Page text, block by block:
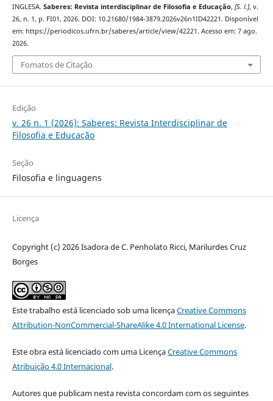
INGLESA. Saberes: Revista interdisciplinar de Filosofia e Educação, [S. l.], v.
26, n. 1, p. FI01, 2026. DOI: 10.21680/1984-3879.2026v26n1ID42221. Disponível
em: https://periodicos.ufrn.br/saberes/article/view/42221. Acesso em: 7 ago.
2026.
Fomatos de Citação
Edição
v. 26 n. 1 (2026): Saberes: Revista Interdisciplinar de
Filosofia e Educação
Seção
Filosofia e linguagens
Licença
Copyright (c) 2026 Isadora de C. Penholato Ricci, Marilurdes Cruz
Borges
Este trabalho está licenciado sob uma licençaCreative Commons
Attribution-NonCommercial-ShareAlike 4.0 International License.
Este obra está licenciado com uma LicençaCreative Commons
Atribuição 4.0 Internacional.
Autores que publicam nesta revista concordam com os seguintes